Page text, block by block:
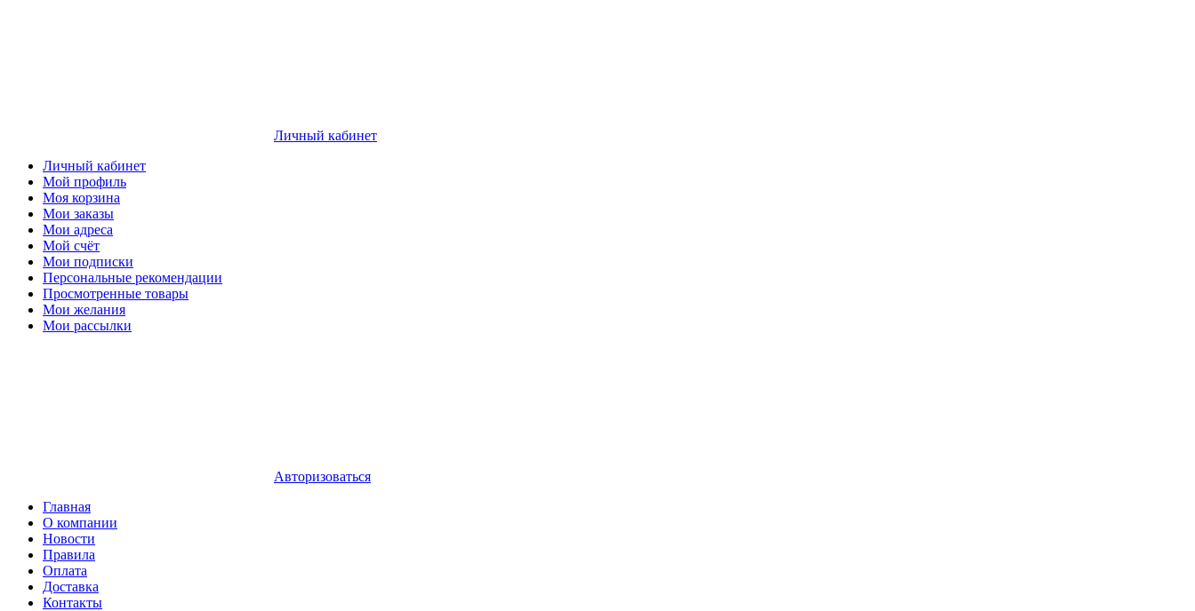
Личный кабинет
Личный кабинет
Мой профиль
Моя корзина
Мои заказы
Мои адреса
Мой счёт
Мои подписки
Персональные рекомендации
Просмотренные товары
Мои желания
Мои рассылки
Авторизоваться
Главная
О компании
Новости
Правила
Оплата
Доставка
Контакты